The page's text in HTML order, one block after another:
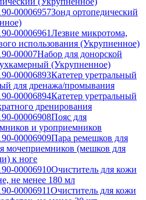
00006957Зонд ортопедический
00006961Лезвие микротома,
использования (Укрупненное)
00007Набор для донорской
(Укрупненное)
00006893Катетер уретральный
для дренажа/промывания
00006894Катетер уретральный
дренирования
00006908Пояс для
и уроприемников
00006909Пара ремешков для
мочеприемников (мешков для
к ноге
00006910Очиститель для кожи
не менее 180 мл
00006911Очиститель для кожи